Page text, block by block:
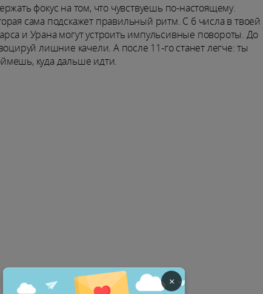
фокус на том, что чувствуешь по-настоящему.
сама подскажет правильный ритм. С 6 числа в твоей
и Урана могут устроить импульсивные повороты. До
лишние качели. А после 11-го станет легче: ты
куда дальше идти.
×